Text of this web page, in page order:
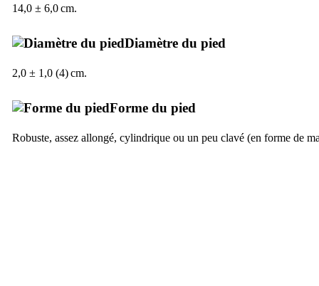
14,0 ± 6,0 cm.
Diamètre du pied
2,0 ± 1,0 (4) cm.
Forme du pied
Robuste, assez allongé, cylindrique ou un peu clavé (en forme de